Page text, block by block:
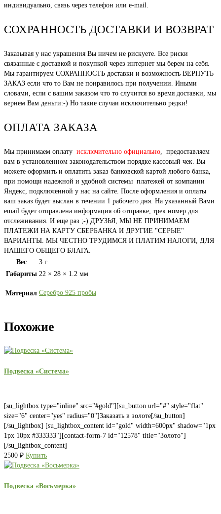
индивидуально, связь через телефон или e-mail.
СОХРАННОСТЬ ДОСТАВКИ И ВОЗВРАТ
Заказывая у нас украшения Вы ничем не рискуете. Все риски
связанные с доставкой и покупкой через интернет мы берем на себя.
Мы гарантируем СОХРАННОСТЬ доставки и возможность ВЕРНУТЬ
ЗАКАЗ если что то Вам не понравилось при получении. Иными
словами, если с вашим заказом что то случится во время доставки, мы
вернем Вам деньги:-) Но такие случаи исключительно редки!
ОПЛАТА ЗАКАЗА
Мы принимаем оплату исключительно официально, предоставляем
вам в установленном законодательством порядке кассовый чек. Вы
можете оформить и оплатить заказ банковской картой любого банка,
при помощи надежной и удобной системы платежей от компании
Яндекс, подключенной у нас на сайте. После оформления и оплаты
ваш заказ будет выслан в течении 1 рабочего дня. На указанный Вами
email будет отправлена информация об отправке, трек номер для
отслеживания. И еще раз ;-) ДРУЗЬЯ, МЫ НЕ ПРИНИМАЕМ
ПЛАТЕЖИ НА КАРТУ СБЕРБАНКА И ДРУГИЕ "СЕРЫЕ"
ВАРИАНТЫ. МЫ ЧЕСТНО ТРУДИМСЯ И ПЛАТИМ НАЛОГИ, ДЛЯ
НАШЕГО ОБЩЕГО БЛАГА.
Вес
3 г
Габариты 22 × 28 × 1.2 мм
Материал Серебро 925 пробы
Похожие
Подвеска «Система»
[su_lightbox type="inline" src="#gold"][su_button url="#" style="flat"
size="6" center="yes" radius="0"]Заказать в золоте[/su_button]
[/su_lightbox] [su_lightbox_content id="gold" width=600px" shadow="1px
1px 10px #333333"][contact-form-7 id="12578" title="Золото"]
[/su_lightbox_content]
2500 ₽ Купить
Подвеска «Восьмерка»